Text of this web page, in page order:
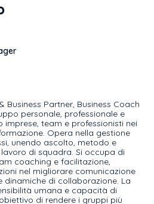
Business Partner, Business Coach
personale, professionale e
team e professionisti nei
Opera nella gestione
unendo ascolto, metodo e
di squadra. Si occupa di
coaching e facilitazione,
nel migliorare comunicazione
dinamiche di collaborazione. La
umana e capacità di
di rendere i gruppi più